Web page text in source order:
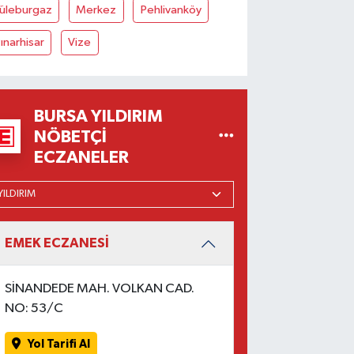
Merkez Pehlivanköy
Vize
BURSA YILDIRIM
NÖBETÇI
ECZANELER
EMEK ECZANESİ
SİNANDEDE MAH. VOLKAN CAD.
NO: 53/C
Yol Tarifi Al